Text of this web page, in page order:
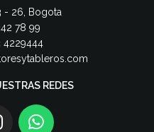
- 26, Bogota
78 99
4229444
REDES